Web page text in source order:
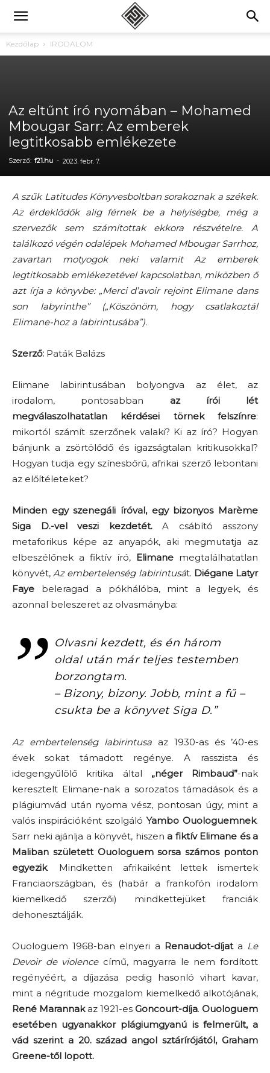
Kezdőlap IRODALOM
Az eltűnt író nyomában – Mohamed
Mbougar Sarr: Az emberek
legtitkosabb emlékezete
Szerző: f21.hu - 2023. febr. 7.
A szűk Latitudes Könyvesboltban sorakoznak a székek.
Az érdeklődők alig férnek be a helyiségbe, még a
szervezők sem számítottak ekkora részvételre. A
találkozó végén odalépek Mohamed Mbougar Sarrhoz,
zavartan motyogok neki valamit Az emberek
legtitkosabb emlékezetével kapcsolatban, miközben ő
azt írja a könyvbe: „Merci d’avoir rejoint Elimane dans
son labyrinthe” („Köszönöm, hogy csatlakoztál
Elimane-hoz a labirintusába”).
Szerző: Paták Balázs
Elimane labirintusában bolyongva az élet, az
irodalom, pontosabban az írói lét
megválaszolhatatlan kérdései törnek felszínre:
mikortól számít szerzőnek valaki? Ki az író? Hogyan
bánjunk a zsörtölődő és igazságtalan kritikusokkal?
Hogyan tudja egy színesbőrű, afrikai szerző lebontani
az előítéleteket?
Minden egy szenegáli íróval, egy bizonyos Marème
Siga D.-vel veszi kezdetét.A csábító asszony
metaforikus képe az anyapók, aki megmutatja az
elbeszélőnek a fiktív író, Elimane megtalálhatatlan
könyvét,Az embertelenség labirintusát. Diégane Latyr
Faye beleragad a pókhálóba, mint a legyek, és
azonnal beleszeret az olvasmányba:
Olvasni kezdett, és én három
oldal után már teljes testemben
borzongtam.
– Bizony, bizony. Jobb, mint a fű –
csukta be a könyvet Siga D.”
Az embertelenség labirintusa az 1930-as és ’40-es
évek sokat támadott regénye. A rasszista és
idegengyűlölő kritika által „néger Rimbaud”-nak
keresztelt Elimane-nak a sorozatos támadások és a
plágiumvád után nyoma vész, pontosan úgy, mint a
valós inspirációként szolgálóYambo Ouologuemnek.
Sarr neki ajánlja a könyvét, hiszen a fiktív Elimane és a
Maliban született Ouologuem sorsa számos ponton
egyezik. Mindketten afrikaiként lettek ismertek
Franciaországban, és (habár a frankofón irodalom
kiemelkedő szerzői) mindkettejüket franciák
dehonesztálják.
Ouologuem 1968-ban elnyeri a Renaudot-díjata Le
Devoir de violencecímű, magyarra le nem fordított
regényéért, a díjazása pedig hasonló vihart kavar,
mint a négritude mozgalom kiemelkedő alkotójának,
René Marannakaz 1921-es Goncourt-díja. Ouologuem
esetében ugyanakkor plágiumgyanú is felmerült, a
vád szerint a 20. század angol sztárírójától, Graham
Greene-től lopott.